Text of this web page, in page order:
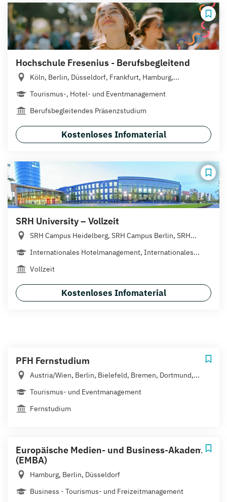
Hochschule Fresenius - Berufsbegleitend
Köln, Berlin, Düsseldorf, Frankfurt, Hamburg,...
Tourismus-, Hotel- und Eventmanagement
Berufsbegleitendes Präsenzstudium
Kostenloses Infomaterial
SRH University – Vollzeit
SRH Campus Heidelberg, SRH Campus Berlin, SRH...
Internationales Hotelmanagement, Internationales...
Vollzeit
Kostenloses Infomaterial
PFH Fernstudium
Austria/Wien, Berlin, Bielefeld, Bremen, Dortmund,...
Tourismus- und Eventmanagement
Fernstudium
Europäische Medien- und Business-Akademie
(EMBA)
Hamburg, Berlin, Düsseldorf
Business - Tourismus- und Freizeitmanagement